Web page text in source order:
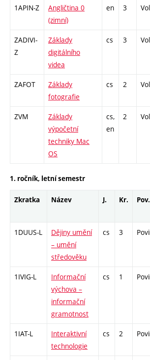
1APIN-Z
Angličtina 0
(zimní)
en 3
ZADIVI-
Z
Základy
digitálního
videa
cs 3
ZAFOT
Základy
fotografie
cs 2
ZVM
Základy
výpočetní
techniky Mac
OS
cs,
en
2
1. ročník, letní semestr
Zkratka Název J. Kr. Pov.
1DUUS-L
Dějiny umění
– umění
středověku
cs 3
1IVIG-L
Informační
výchova –
informační
gramotnost
cs 1
1IAT-L
Interaktivní
technologie
cs 2